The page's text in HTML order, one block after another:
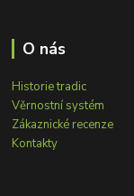
O nás
Historie tradic
Věrnostní systém
Zákaznické recenze
Kontakty